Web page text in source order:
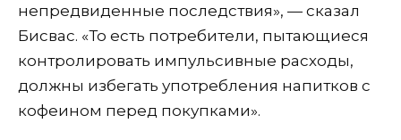
непредвиденные последствия», — сказал
Бисвас. «То есть потребители, пытающиеся
контролировать импульсивные расходы,
должны избегать употребления напитков с
кофеином перед покупками».